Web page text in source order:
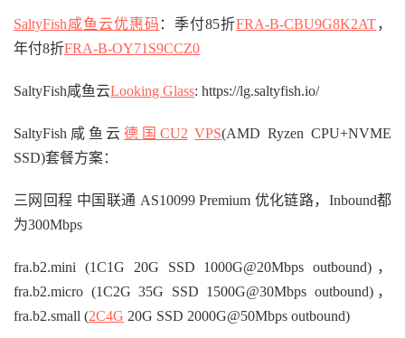
SaltyFish咸鱼云优惠码 ：季付85折FRA-B-CBU9G8K2AT，
年付8折FRA-B-OY71S9CCZ0
SaltyFish咸鱼云Looking Glass: https://lg.saltyfish.io/
SaltyFish咸鱼云德国CU2 VPS(AMD Ryzen CPU+NVME
SSD)套餐方案：
三网回程 中国联通 AS10099 Premium 优化链路，Inbound都
为300Mbps
fra.b2.mini (1C1G 20G SSD 1000G@20Mbps outbound)，
fra.b2.micro (1C2G 35G SSD 1500G@30Mbps outbound)，
fra.b2.small (2C4G 20G SSD 2000G@50Mbps outbound)